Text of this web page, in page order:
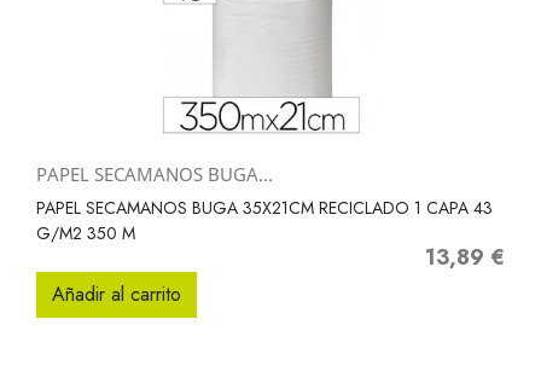
PAPEL SECAMANOS BUGA...
PAPEL SECAMANOS BUGA 35X21CM RECICLADO 1 CAPA 43
G/M2 350 M
Precio
13,89 €
Añadir al carrito